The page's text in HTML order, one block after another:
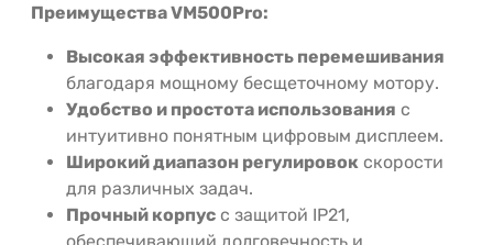
Преимущества VM500Pro:
Высокая эффективность перемешивания
благодаря мощному бесщеточному мотору.
Удобство и простота использования с
интуитивно понятным цифровым дисплеем.
Широкий диапазон регулировок скорости
для различных задач.
Прочный корпус с защитой IP21,
обеспечивающий долговечность и